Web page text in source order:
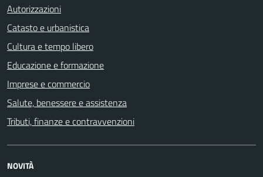
Autorizzazioni
Catasto e urbanistica
Cultura e tempo libero
Educazione e formazione
Imprese e commercio
Salute, benessere e assistenza
Tributi, finanze e contravvenzioni
NOVITÀ